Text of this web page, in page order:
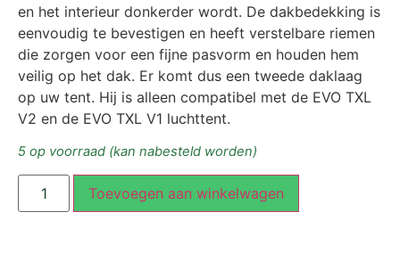
en het interieur donkerder wordt. De dakbedekking is
eenvoudig te bevestigen en heeft verstelbare riemen
die zorgen voor een fijne pasvorm en houden hem
veilig op het dak. Er komt dus een tweede daklaag
op uw tent. Hij is alleen compatibel met de EVO TXL
V2 en de EVO TXL V1 luchttent.
5 op voorraad (kan nabesteld worden)
Toevoegen aan winkelwagen